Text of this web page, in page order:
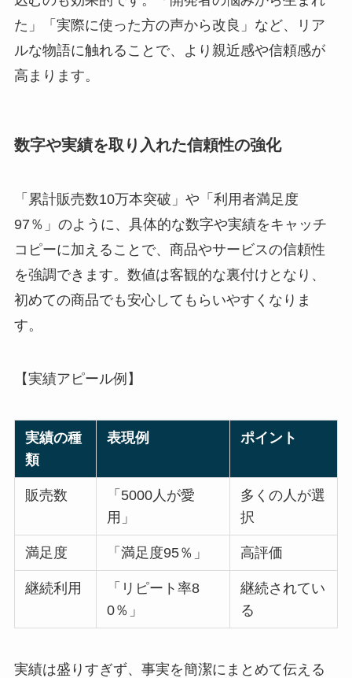
た」「実際に使った方の声から改良」など、リア
ルな物語に触れることで、より親近感や信頼感が
高まります。
数字や実績を取り入れた信頼性の強化
「累計販売数10万本突破」や「利用者満足度
97％」のように、具体的な数字や実績をキャッチ
コピーに加えることで、商品やサービスの信頼性
を強調できます。数値は客観的な裏付けとなり、
初めての商品でも安心してもらいやすくなりま
す。
【実績アピール例】
実績の種
類
表現例 ポイント
販売数
「5000人が愛
用」
多くの人が選
択
満足度 「満足度95％」 高評価
継続利用
「リピート率8
0％」
継続されてい
る
実績は盛りすぎず、事実を簡潔にまとめて伝える